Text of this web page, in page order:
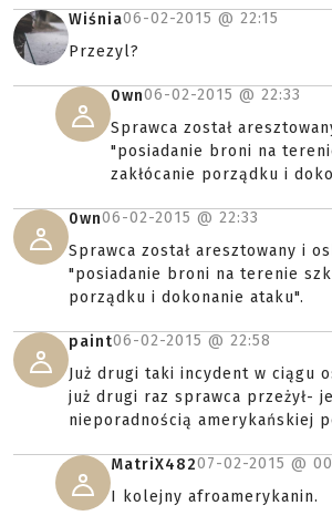
Wiśnia06-02-2015 @ 22:15
Przezyl?
0wn06-02-2015 @ 22:33
Sprawca został
"posiadanie broni na
zakłócanie porządku i
0wn06-02-2015 @ 22:33
Sprawca został aresztowany i
"posiadanie broni na terenie
porządku i dokonanie ataku".
paint06-02-2015 @ 22:58
Już drugi taki incydent w ciągu
już drugi raz sprawca przeżył-
nieporadnością amerykańskiej
MatriX48207-02-2015 @
I kolejny afroamerykanin.